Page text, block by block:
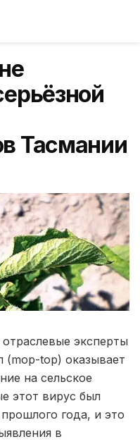
Тасмании
эксперты
(mop-top) оказывает
на сельское
этот вирус был
года, и это
в